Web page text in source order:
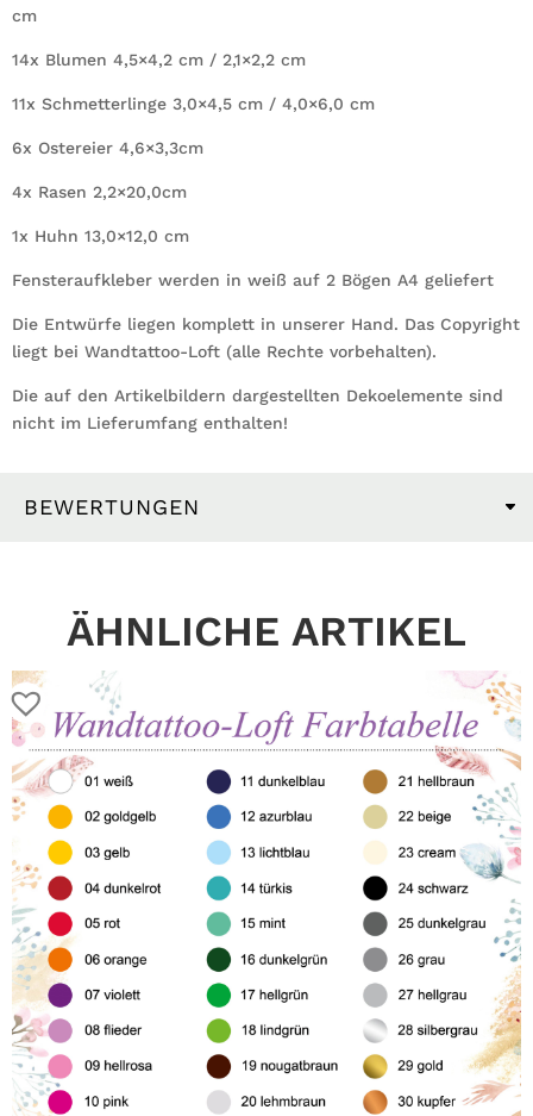
cm
14x Blumen 4,5×4,2 cm / 2,1×2,2 cm
11x Schmetterlinge 3,0×4,5 cm / 4,0×6,0 cm
6x Ostereier 4,6×3,3cm
4x Rasen 2,2×20,0cm
1x Huhn 13,0×12,0 cm
Fensteraufkleber werden in weiß auf 2 Bögen A4 geliefert
Die Entwürfe liegen komplett in unserer Hand. Das Copyright
liegt bei Wandtattoo-Loft (alle Rechte vorbehalten).
Die auf den Artikelbildern dargestellten Dekoelemente sind
nicht im Lieferumfang enthalten!
BEWERTUNGEN
ÄHNLICHE ARTIKEL